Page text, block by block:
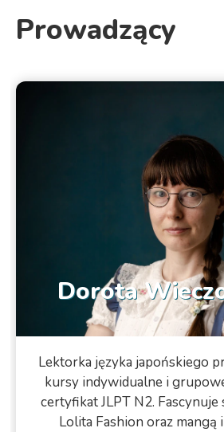
Prowadzący
Dorota
Lektorka języka japońskiego
kursy indywidualne i
certyfikat JLPT N2. Fascynuje
Lolita Fashion oraz mangą